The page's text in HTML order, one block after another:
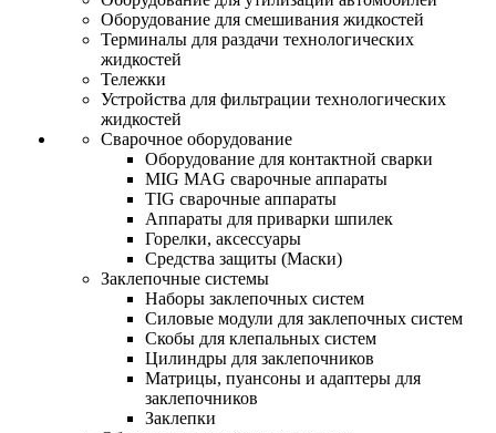
Оборудование для смешивания жидкостей
Терминалы для раздачи технологических
жидкостей
Тележки
Устройства для фильтрации технологических
жидкостей
Сварочное оборудование
Оборудование для контактной сварки
MIG MAG сварочные аппараты
TIG сварочные аппараты
Аппараты для приварки шпилек
Горелки, аксессуары
Средства защиты (Маски)
Заклепочные системы
Наборы заклепочных систем
Силовые модули для заклепочных систем
Скобы для клепальных систем
Цилиндры для заклепочников
Матрицы, пуансоны и адаптеры для
заклепочников
Заклепки